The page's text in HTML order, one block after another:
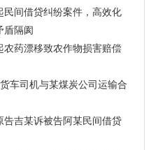
间借贷纠纷案件，高效化
盾隔阂
药漂移致农作物损害赔偿
车司机与某煤炭公司运输合
吉某诉被告阿某民间借贷